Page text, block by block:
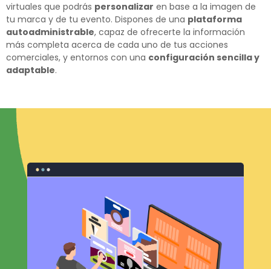
virtuales que podrás personalizar en base a la imagen de
tu marca y de tu evento. Dispones de una plataforma
autoadministrable, capaz de ofrecerte la información
más completa acerca de cada uno de tus acciones
comerciales, y entornos con una configuración sencilla y
adaptable.